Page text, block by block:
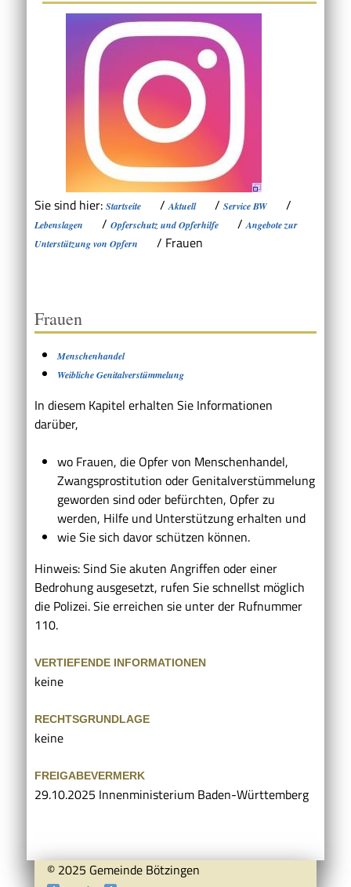
Sie sind hier: Startseite /Aktuell / Service BW /
Lebenslagen / Opferschutz und Opferhilfe /Angebote zur
Unterstützung von Opfern
/ Frauen
Frauen
Menschenhandel
Weibliche Genitalverstümmelung
In diesem Kapitel erhalten Sie Informationen
darüber,
wo Frauen, die Opfer von Menschenhandel,
Zwangsprostitution oder Genitalverstümmelung
geworden sind oder befürchten, Opfer zu
werden, Hilfe und Unterstützung erhalten und
wie Sie sich davor schützen können.
Hinweis: Sind Sie akuten Angriffen oder einer
Bedrohung ausgesetzt, rufen Sie schnellst möglich
die Polizei. Sie erreichen sie unter der Rufnummer
110.
VERTIEFENDE INFORMATIONEN
keine
RECHTSGRUNDLAGE
keine
FREIGABEVERMERK
29.10.2025 Innenministerium Baden-Württemberg
© 2025 Gemeinde Bötzingen